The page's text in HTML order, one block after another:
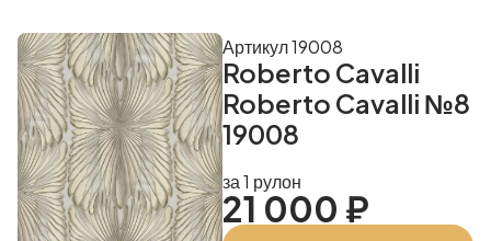
Roberto Cavalli
Roberto Cavalli №8
19008
Артикул 19008
за 1 рулон
21 000 ₽